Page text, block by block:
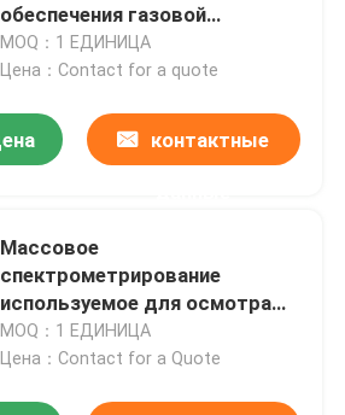
обеспечения газовой
хроматографии для анализа
газа
MOQ：1 ЕДИНИЦА
Цена：Contact for a quote
контактные
Массовое
спектрометрирование
используемое для осмотра
осмотра, ввоза и экспорта
качества
MOQ：1 ЕДИНИЦА
Цена：Contact for a Quote